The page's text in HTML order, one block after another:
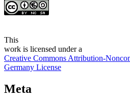
This
work is licensed under a
Creative Commons Attribution-
Germany License
Meta